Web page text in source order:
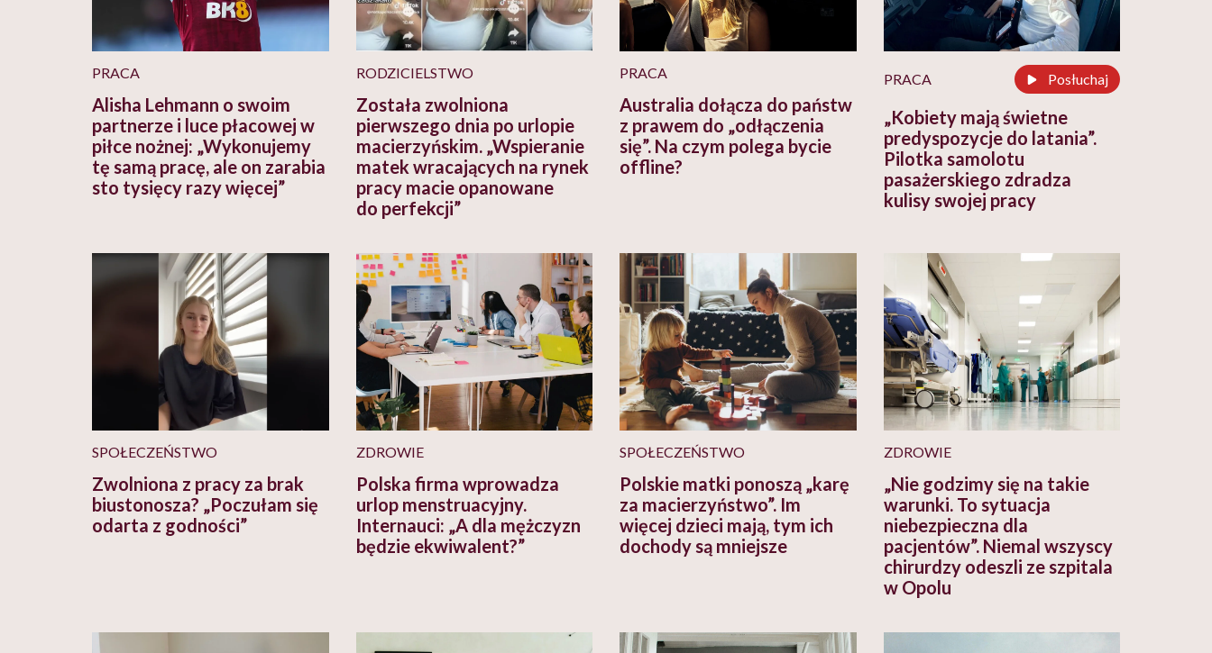
PRACA
Alisha Lehmann o swoim
partnerze i luce płacowej w
piłce nożnej: „Wykonujemy
tę samą pracę, ale on zarabia
sto tysięcy razy więcej”
RODZICIELSTWO
Została zwolniona
pierwszego dnia po urlopie
macierzyńskim. „Wspieranie
matek wracających na rynek
pracy macie opanowane
do perfekcji”
PRACA
Australia dołącza do państw
z prawem do „odłączenia
się”. Na czym polega bycie
offline?
PRACA Posłuchaj
„Kobiety mają świetne
predyspozycje do latania”.
Pilotka samolotu
pasażerskiego zdradza
kulisy swojej pracy
SPOŁECZEŃSTWO
Zwolniona z pracy za brak
biustonosza? „Poczułam się
odarta z godności”
ZDROWIE
Polska firma wprowadza
urlop menstruacyjny.
Internauci: „A dla mężczyzn
będzie ekwiwalent?”
SPOŁECZEŃSTWO
Polskie matki ponoszą „karę
za macierzyństwo”. Im
więcej dzieci mają, tym ich
dochody są mniejsze
ZDROWIE
„Nie godzimy się na takie
warunki. To sytuacja
niebezpieczna dla
pacjentów”. Niemal wszyscy
chirurdzy odeszli ze szpitala
w Opolu